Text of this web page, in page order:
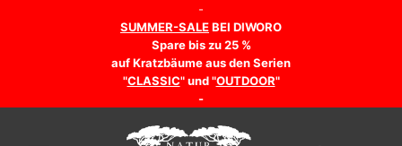
-
SUMMER-SALEBEI DIWORO
Spare bis zu 25 %
auf Kratzbäume aus den Serien
"CLASSIC" und "OUTDOOR"
-